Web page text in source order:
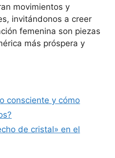
movimientos y
invitándonos a creer
femenina son piezas
más próspera y
consciente y cómo
de cristal» en el